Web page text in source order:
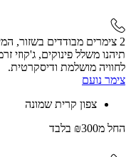
2 צימרים מבודדים בשזור,
תיהנו משלל פינוקים, ג'קוזי
לחוויה מושלמת ודיסקרטית.
צימר נועם
צפון קרית שמונה
החל מ₪300 בלבד